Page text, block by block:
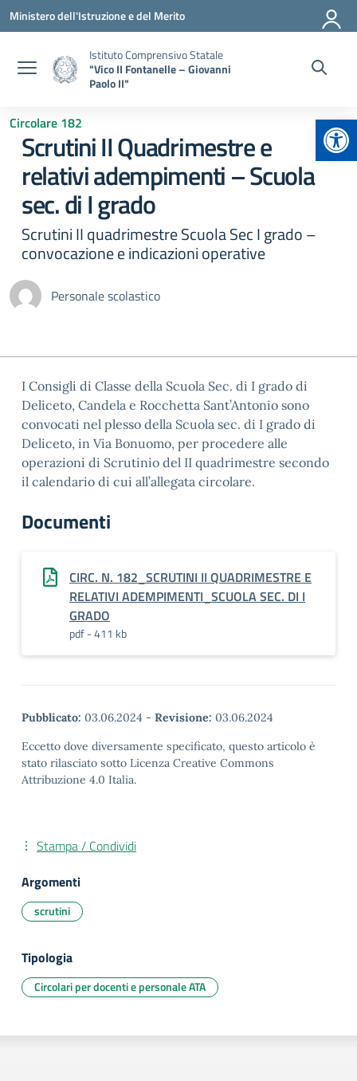
Vai ai contenuti
Vai al menu di navigazione
Vai al footer
Ministero dell'Istruzione e del Merito
Istituto Comprensivo Statale
"Vico II Fontanelle – Giovanni
Paolo II"
Circolare 182
Scrutini II Quadrimestre e
relativi adempimenti – Scuola
sec. di I grado
Scrutini II quadrimestre Scuola Sec I grado –
convocazione e indicazioni operative
Personale scolastico
I Consigli di Classe della Scuola Sec. di I grado di
Deliceto, Candela e Rocchetta Sant’Antonio sono
convocati nel plesso della Scuola sec. di I grado di
Deliceto, in Via Bonuomo, per procedere alle
operazioni di Scrutinio del II quadrimestre secondo
il calendario di cui all’allegata circolare.
Documenti
CIRC. N. 182_SCRUTINI II QUADRIMESTRE E
RELATIVI ADEMPIMENTI_SCUOLA SEC. DI I
GRADO
pdf - 411 kb
Pubblicato: 03.06.2024 - Revisione: 03.06.2024
Eccetto dove diversamente specificato, questo articolo è
stato rilasciato sotto Licenza Creative Commons
Attribuzione 4.0 Italia.
Stampa / Condividi
Argomenti
scrutini
Tipologia
Circolari per docenti e personale ATA